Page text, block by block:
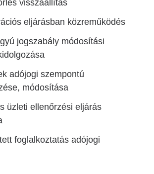
visszaállítás
eljárásban közreműködés
jogszabály módosítási
adójogi szempontú
módosítása
üzleti ellenőrzési eljárás
foglalkoztatás adójogi